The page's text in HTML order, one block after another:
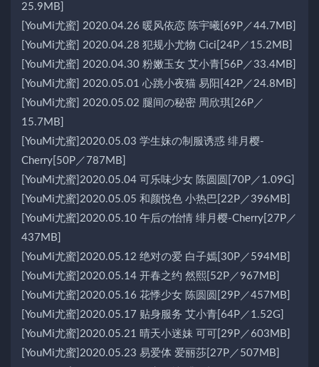
25.9MB]
[YouMi尤蜜] 2020.04.26 暖风依恋 陈宇曦[69P／44.7MB]
[YouMi尤蜜] 2020.04.28 犯规小尤物 Cici[24P／15.2MB]
[YouMi尤蜜] 2020.04.30 粉嫩玉女 艾小青[56P／33.4MB]
[YouMi尤蜜] 2020.05.01 心跳小夜猫 易阳[42P／24.8MB]
[YouMi尤蜜] 2020.05.02 腿间の秘密 周欣琪[26P／
15.7MB]
[YouMi尤蜜]2020.05.03 学生妹の制服诱惑 绯月樱-
Cherry[50P／787MB]
[YouMi尤蜜]2020.05.04 可乐味少女 陈圆圆[70P／1.09G]
[YouMi尤蜜]2020.05.05 和颜悦色 小热巴[22P／396MB]
[YouMi尤蜜]2020.05.10 午后の怡情 绯月樱-Cherry[27P／
437MB]
[YouMi尤蜜]2020.05.12 绝对の爱 白子嫣[30P／594MB]
[YouMi尤蜜]2020.05.14 开春之约 然熙[52P／967MB]
[YouMi尤蜜]2020.05.16 花悸少女 陈圆圆[29P／457MB]
[YouMi尤蜜]2020.05.17 贴身服务 艾小青[64P／1.52G]
[YouMi尤蜜]2020.05.21 晴天小迷妹 可可[29P／603MB]
[YouMi尤蜜]2020.05.23 易爱体 爱丽莎[27P／507MB]